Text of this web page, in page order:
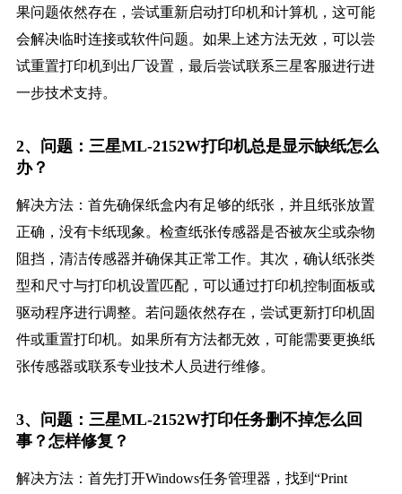
果问题依然存在，尝试重新启动打印机和计算机，这可能
会解决临时连接或软件问题。如果上述方法无效，可以尝
试重置打印机到出厂设置，最后尝试联系三星客服进行进
一步技术支持。
2、问题：三星ML-2152W打印机总是显示缺纸怎么
办？
解决方法：首先确保纸盒内有足够的纸张，并且纸张放置
正确，没有卡纸现象。检查纸张传感器是否被灰尘或杂物
阻挡，清洁传感器并确保其正常工作。其次，确认纸张类
型和尺寸与打印机设置匹配，可以通过打印机控制面板或
驱动程序进行调整。若问题依然存在，尝试更新打印机固
件或重置打印机。如果所有方法都无效，可能需要更换纸
张传感器或联系专业技术人员进行维修。
3、问题：三星ML-2152W打印任务删不掉怎么回
事？怎样修复？
解决方法：首先打开Windows任务管理器，找到“Print